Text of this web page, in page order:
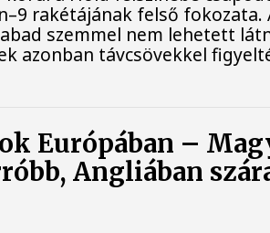
rakétájának felső fokozata.
szemmel nem lehetett
azonban távcsövekkel
Európában –
Angliában